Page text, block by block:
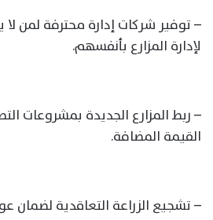
– توفير شركات إدارة محترفة لمن لا
لإدارة المزارع بأنفسهم.
– ربط المزارع الجديدة بمشروعات
القيمة المضافة.
– تشجيع الزراعة التعاقدية لضمان